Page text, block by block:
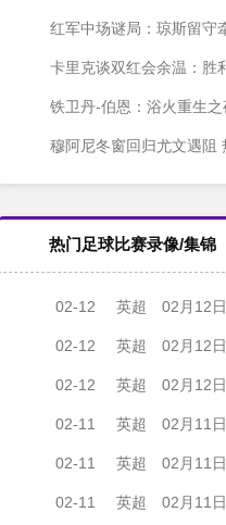
红军中场谜局：琼斯留守
卡里克谈双红会余温：胜利滋
铁卫丹-伯恩：浴火重生之
穆阿尼冬窗回归尤文遇阻
热门足球比赛录像/集锦
02-12 英超 02月12日 英超
02-12 英超 02月12日 英
02-12 英超 02月12日 英
02-11 英超 02月11日 英
02-11 英超 02月11日 英
02-11 英超 02月11日 英